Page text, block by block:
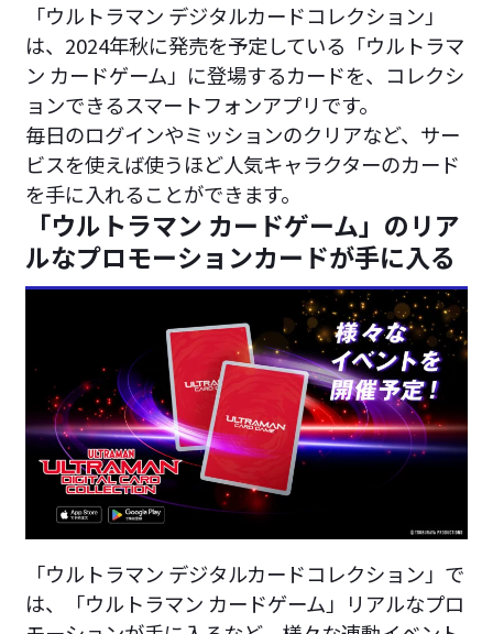
「ウルトラマン デジタルカードコレクション」
は、2024年秋に発売を予定している「ウルトラマ
ン カードゲーム」に登場するカードを、コレクシ
ョンできるスマートフォンアプリです。
毎日のログインやミッションのクリアなど、サー
ビスを使えば使うほど人気キャラクターのカード
を手に入れることができます。
「ウルトラマン カードゲーム」のリア
ルなプロモーションカードが手に入る
「ウルトラマン デジタルカードコレクション」で
は、「ウルトラマン カードゲーム」リアルなプロ